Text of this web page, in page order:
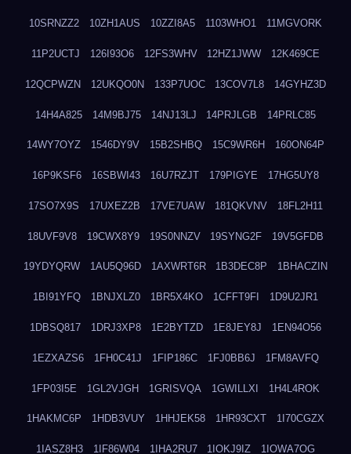
10SRNZZ2 10ZH1AUS 10ZZI8A5 1103WHO1 11MGVORK
11P2UCTJ 126I93O6 12FS3WHV 12HZ1JWW 12K469CE
12QCPWZN 12UKQO0N 133P7UOC 13COV7L8 14GYHZ3D
14H4A825 14M9BJ75 14NJ13LJ 14PRJLGB 14PRLC85
14WY7OYZ 1546DY9V 15B2SHBQ 15C9WR6H 160ON64P
16P9KSF6 16SBWI43 16U7RZJT 179PIGYE 17HG5UY8
17SO7X9S 17UXEZ2B 17VE7UAW 181QKVNV 18FL2H11
18UVF9V8 19CWX8Y9 19S0NNZV 19SYNG2F 19V5GFDB
19YDYQRW 1AU5Q96D 1AXWRT6R 1B3DEC8P 1BHACZIN
1BI91YFQ 1BNJXLZ0 1BR5X4KO 1CFFT9FI 1D9U2JR1
1DBSQ817 1DRJ3XP8 1E2BYTZD 1E8JEY8J 1EN94O56
1EZXAZS6 1FH0C41J 1FIP186C 1FJ0BB6J 1FM8AVFQ
1FP03I5E 1GL2VJGH 1GRISVQA 1GWILLXI 1H4L4ROK
1HAKMC6P 1HDB3VUY 1HHJEK58 1HR93CXT 1I70CGZX
1IASZ8H3 1IF86W04 1IHA2RU7 1IOKJ9IZ 1IOWA7OG